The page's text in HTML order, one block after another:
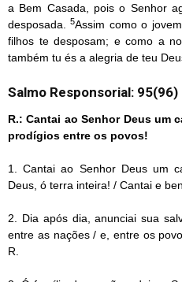
a Bem Casada, pois o Senhor
desposada.5Assim como o
filhos te desposam; e como a
também tu és a alegria de teu
Salmo Responsorial: 95(96)
R.: Cantai ao Senhor Deus um
prodígios entre os povos!
1. Cantai ao Senhor Deus um
Deus, ó terra inteira! / Cantai e
2. Dia após dia, anunciai sua
entre as nações / e, entre os
R.